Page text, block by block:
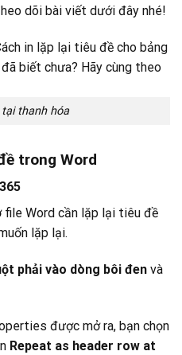
dõi bài viết dưới đây nhé!
thanh hóa
trong Word
file Word cần lặp lại tiêu đề
lặp lại.
phải vào dòng bôi đen và
được mở ra, bạn chọn
Repeat as header row at